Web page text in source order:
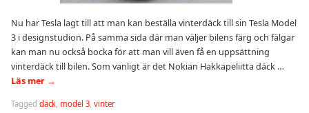
Nu har Tesla lagt till att man kan beställa vinterdäck till sin Tesla Model
3 i designstudion. På samma sida där man väljer bilens färg och fälgar
kan man nu också bocka för att man vill även få en uppsättning
vinterdäck till bilen. Som vanligt är det Nokian Hakkapeliitta däck …
Läs mer →
Tagged däck model 3 vinter